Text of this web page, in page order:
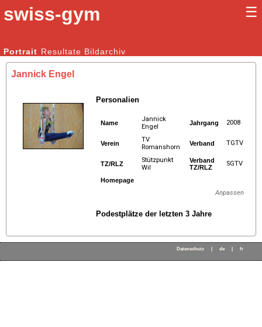
swiss-gym ☰
Kunstturnen Männer | Kunstturnen Frauen
Portrait Resultate Bildarchiv
Jannick Engel
Personalien
Name
Jannick
Engel
Jahrgang 2008
Verein
TV
Romanshorn
Verband TGTV
TZ/RLZ
Stützpunkt
Wil
Verband
TZ/RLZ
SGTV
Homepage
Anpassen
Podestplätze der letzten 3 Jahre
Datenschutz de fr